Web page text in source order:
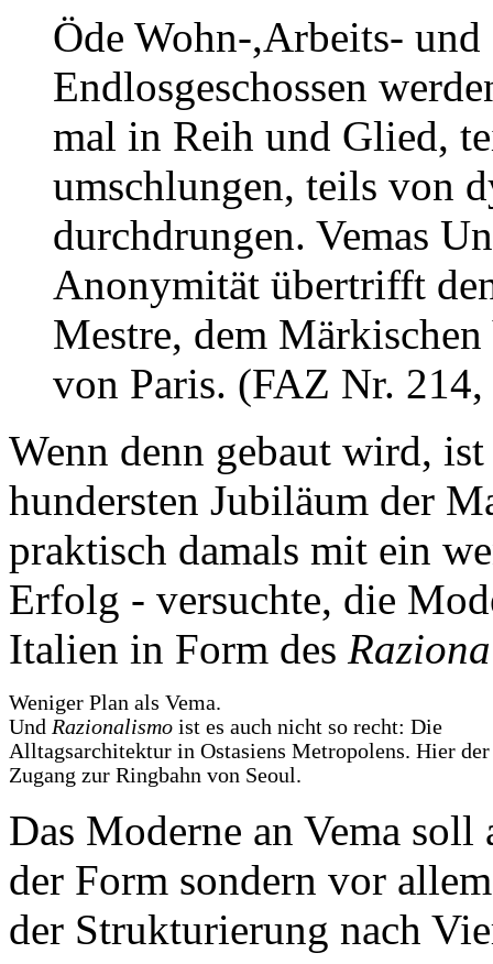
Öde Wohn-,Arbeits-
Endlosgeschossen
mal in Reih und Glied,
umschlungen, teils von
durchdrungen. Vemas
Anonymität übertrifft
Mestre, dem
von Paris. (FAZ Nr.
Wenn denn gebaut wird,
hundersten Jubiläum der
praktisch damals mit ein
Erfolg - versuchte, die
Italien in Form des
Weniger Plan als Vema.
Und Razionalismo ist es auch nicht so recht: Die
Alltagsarchitektur in Ostasiens Metropolens. Hier der
Zugang zur Ringbahn von Seoul.
Das Moderne an Vema
der Form sondern vor
der Strukturierung nach